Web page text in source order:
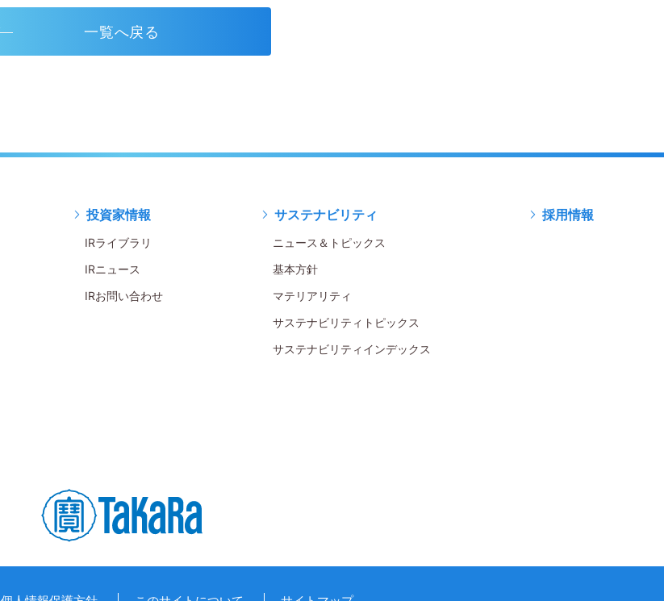
一覧へ戻る
投資家情報
IRライブラリ
IRニュース
IRお問い合わせ
サステナビリティ
ニュース＆トピックス
基本方針
マテリアリティ
サステナビリティトピックス
サステナビリティインデックス
採用情報